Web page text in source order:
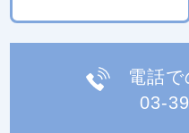
電話
03-